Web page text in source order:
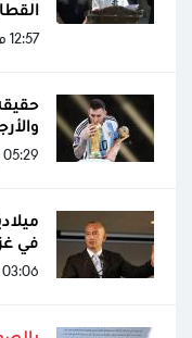
12:57 م
05:29 م
في
03:06 م